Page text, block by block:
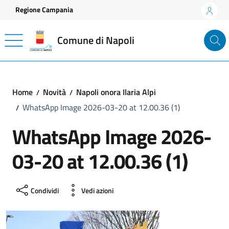
Vai ai contenuti
Vai al footer
Regione Campania
Comune di Napoli
Home Novità
Napoli onora Ilaria Alpi
WhatsApp Image 2026-03-20 at 12.00.36 (1)
WhatsApp Image 2026-
03-20 at 12.00.36 (1)
Condividi Vedi azioni